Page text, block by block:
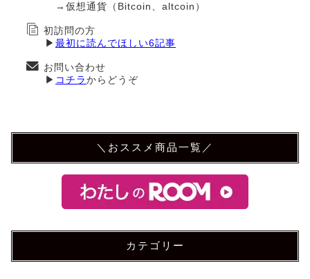
→仮想通貨（Bitcoin、altcoin）
初訪問の方
▶ 最初に読んでほしい6記事
お問い合わせ
▶ コチラ からどうぞ
＼おススメ商品一覧／
カテゴリー